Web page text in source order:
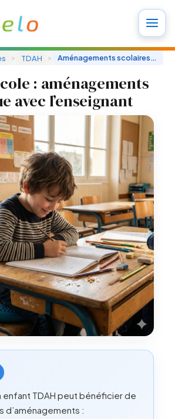
> TDAH > Aménagements scolaires TDAH : check-list et procédure
: aménagements
avec l’enseignant
enfant TDAH peut bénéficier de
d’aménagements :